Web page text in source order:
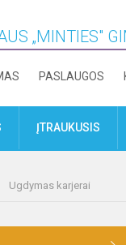
„MINTIES"
PASLAUGOS
ĮTRAUKUSIS
Ugdymas karjerai